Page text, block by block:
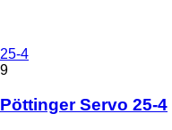
25-4
9
Pöttinger Servo 25-4